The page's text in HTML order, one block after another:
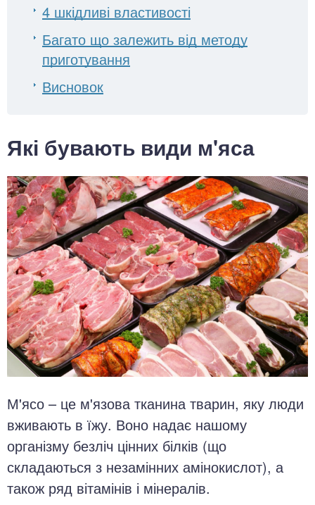
4 шкідливі властивості
Багато що залежить від методу
приготування
Висновок
Які бувають види м'яса
М'ясо – це м'язова тканина тварин, яку люди
вживають в їжу. Воно надає нашому
організму безліч цінних білків (що
складаються з незамінних амінокислот), а
також ряд вітамінів і мінералів.